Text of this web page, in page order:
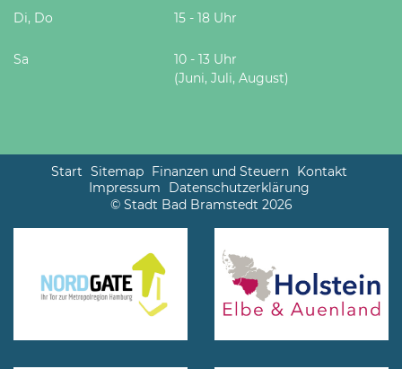
Di, Do 15 - 18 Uhr
Sa
10 - 13 Uhr
(Juni, Juli, August)
Start Sitemap Finanzen und Steuern Kontakt
Impressum
Datenschutzerklärung
© Stadt Bad Bramstedt 2026